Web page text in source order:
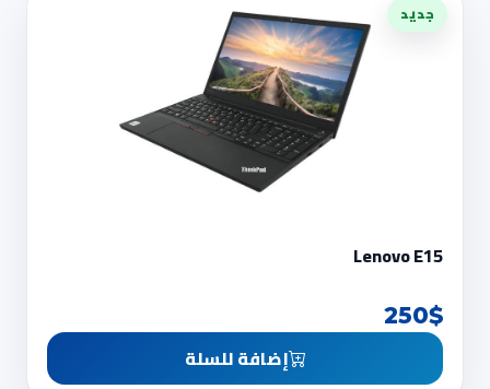
جديد
Lenovo E15
250$
إضافة للسلة